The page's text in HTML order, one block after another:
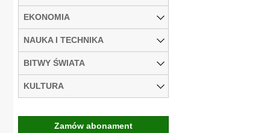
EKONOMIA
NAUKA I TECHNIKA
BITWY ŚWIATA
KULTURA
Zamów abonament